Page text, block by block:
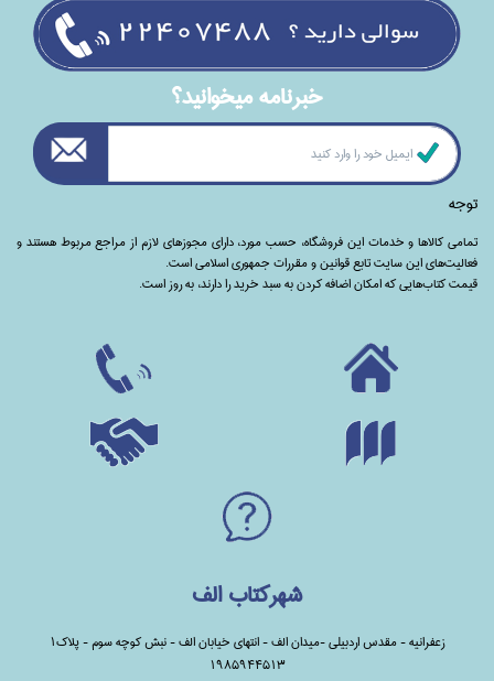
خبرنامه ميخوانيد؟
توجه
تمامی‌ کالاها و خدمات این فروشگاه، حسب مورد،‌ دارای مجوزهای لازم از مراجع مربوط هستند ‌و‌‌
فعالیت‌های این سایت تابع قوانین و مقررات جمهوری اسلامی است.
قیمت کتاب‌هایی که امکان اضافه کردن به سبد خرید را دارند،‌ به روز است.
شهرکتاب الف
زعفرانیه - مقدس اردبیلی -میدان الف - انتهای خیابان الف - نبش کوچه سوم - پلاک1
1985944513